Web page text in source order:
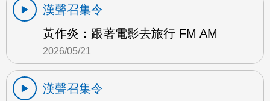
漢聲召集令
黃作炎：跟著電影去旅行 FM AM
2026/05/21
漢聲召集令